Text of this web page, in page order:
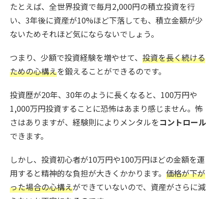
たとえば、全世界投資で毎月2,000円の積立投資を行
い、3年後に資産が10%ほど下落しても、積立金額が少
ないためそれほど気にならないでしょう。
つまり、少額で投資経験を増やせて、 投資を長く続ける
ための心構えを鍛えることができるのです。
投資歴が20年、30年のように長くなると、100万円や
1,000万円投資することに恐怖はあまり感じません。怖
さはありますが、経験則によりメンタルをコントロール
できます。
しかし、投資初心者が10万円や100万円ほどの金額を運
用すると精神的な負担が大きくかかります。 価格が下が
った場合の心構えができていないので、資産がさらに減